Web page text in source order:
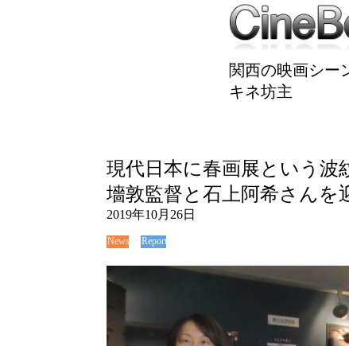
関西の映画シー
キネ坊主
現代日本に春画展という
墻敦監督と石上阿希さんを
2019年10月26日
News Report